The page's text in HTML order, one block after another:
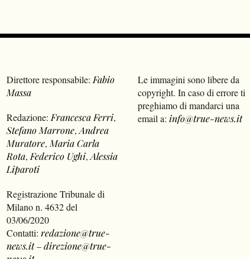
Direttore responsabile:Fabio
Massa
Redazione:Francesca Ferri,
Stefano Marrone,Andrea
Muratore,Maria Carla
Rota,Federico Ughi,Alessia
Liparoti
Registrazione Tribunale di
Milano n. 4632 del
03/06/2020
Contatti:redazione@true-
news.it–direzione@true-
Le immagini sono libere da
copyright. In caso di errore ti
preghiamo di mandarci una
email a: info@true-news.it